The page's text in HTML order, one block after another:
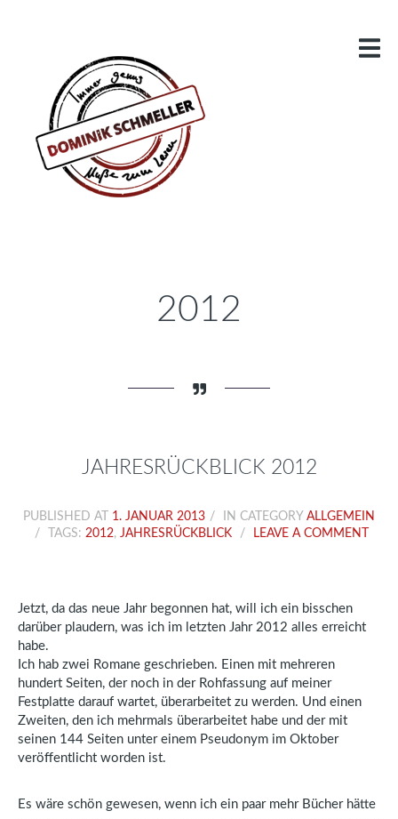
LAMANIA
KONZEPT
STAFFEL: BUNTE HELDEN
VIDEOS
MEINE BUCHBESPRECHUNGEN
2012
JAHRESRÜCKBLICK 2012
PUBLISHED AT 1. JANUAR 2013 IN CATEGORY ALLGEMEIN
TAGS: 2012, JAHRESRÜCKBLICK LEAVE A COMMENT
Jetzt, da das neue Jahr begonnen hat, will ich ein bisschen
darüber plaudern, was ich im letzten Jahr 2012 alles erreicht
habe.
Ich hab zwei Romane geschrieben. Einen mit mehreren
hundert Seiten, der noch in der Rohfassung auf meiner
Festplatte darauf wartet, überarbeitet zu werden. Und einen
Zweiten, den ich mehrmals überarbeitet habe und der mit
seinen 144 Seiten unter einem Pseudonym im Oktober
veröffentlicht worden ist.
Es wäre schön gewesen, wenn ich ein paar mehr Bücher hätte